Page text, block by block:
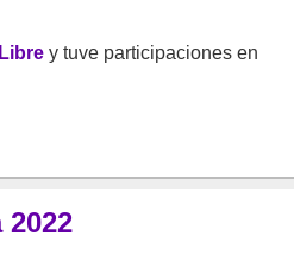
y tuve participaciones en